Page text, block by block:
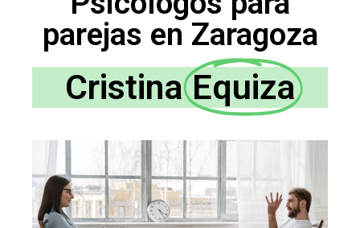
parejas en Zaragoza
CristinaEquiza